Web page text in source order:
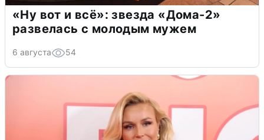
«Ну вот и всё»: звезда «Дома-2»
развелась с молодым мужем
6 августа 54